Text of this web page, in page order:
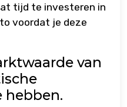
tijd te investeren in
voordat je deze
van
hebben.